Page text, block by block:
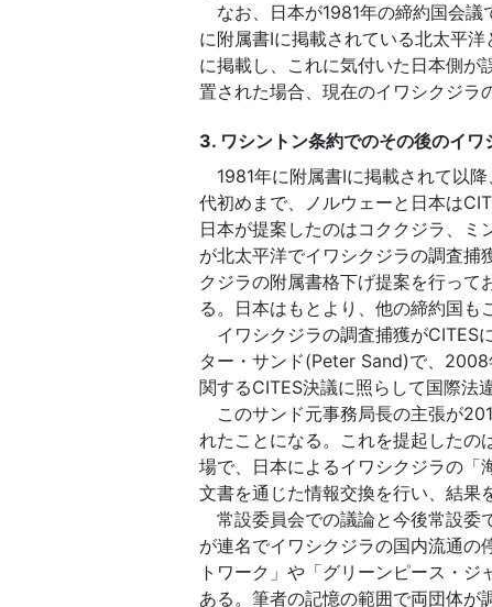
なお、日本が1981年の締約国会議
に附属書Ⅰに掲載されている北太平
に掲載し、これに気付いた日本側が
置された場合、現在のイワシクジラ
3. ワシントン条約でのその後のイワ
1981年に附属書Ⅰに掲載されて以
代初めまで、ノルウェーと日本は
日本が提案したのはコククジラ、
が北太平洋でイワシクジラの調査
クジラの附属書格下げ提案を行っ
る。日本はもとより、他の締約国も
イワシクジラの調査捕獲がCITES
ター・サンド(Peter Sand)で、
関するCITES決議に照らして国際法
このサンド元事務局長の主張が
れたことになる。これを提起したの
場で、日本によるイワシクジラの「
文書を通じた情報交換を行い、結果
常設委員会での議論と今後常設委
が連名でイワシクジラの国内流通の
トワーク」や「グリーンピース・
ある。筆者の記憶の範囲で両団体